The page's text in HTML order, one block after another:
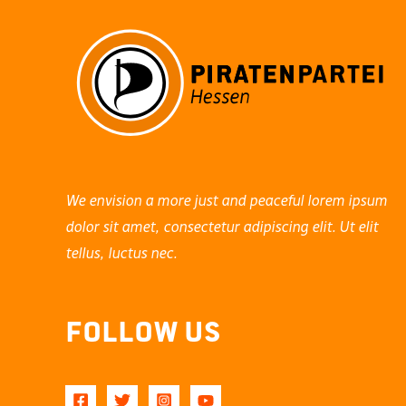
We envision a more just and peaceful lorem ipsum
dolor sit amet, consectetur adipiscing elit. Ut elit
tellus, luctus nec.
Follow Us